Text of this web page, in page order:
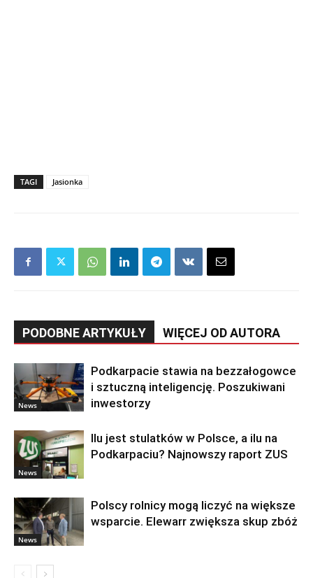
TAGI Jasionka
PODOBNE ARTYKUŁY WIĘCEJ OD AUTORA
News
Podkarpacie stawia na bezzałogowce
i sztuczną inteligencję. Poszukiwani
inwestorzy
News
Ilu jest stulatków w Polsce, a ilu na
Podkarpaciu? Najnowszy raport ZUS
News
Polscy rolnicy mogą liczyć na większe
wsparcie. Elewarr zwiększa skup zbóż